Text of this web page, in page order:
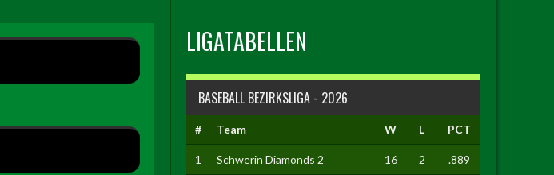
LIGATABELLEN
BASEBALL BEZIRKSLIGA - 2026
# Team W L PCT
1 Schwerin Diamonds 2 16 2 .889